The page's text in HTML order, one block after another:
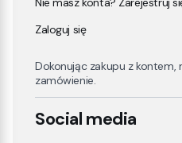
Zaloguj się
Dokonując zakupu z kontem,
zamówienie.
Social media